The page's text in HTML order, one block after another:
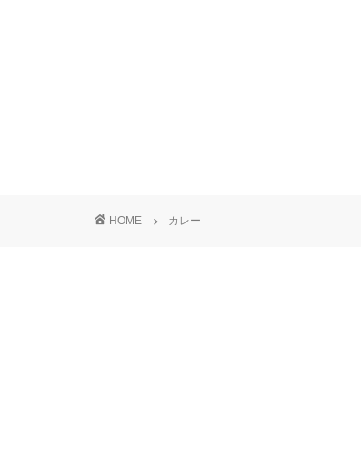
HOME カレー